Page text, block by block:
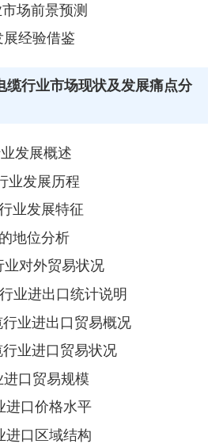
场前景预测
经验借鉴
缆行业市场现状及发展痛点分
发展概述
业发展历程
业发展特征
地位分析
对外贸易状况
业进出口统计说明
业进出口贸易概况
业进口贸易状况
进口贸易规模
进口价格水平
进口区域结构